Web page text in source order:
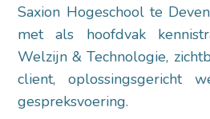
Saxion Hogeschool te
met als hoofdvak
Welzijn & Technologie,
client, oplossingsgericht
gespreksvoering.